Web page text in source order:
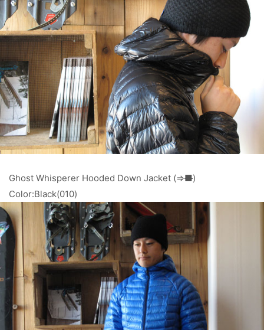
Ghost Whisperer Hooded Down Jacket (⇒■)
Color:Black(010)